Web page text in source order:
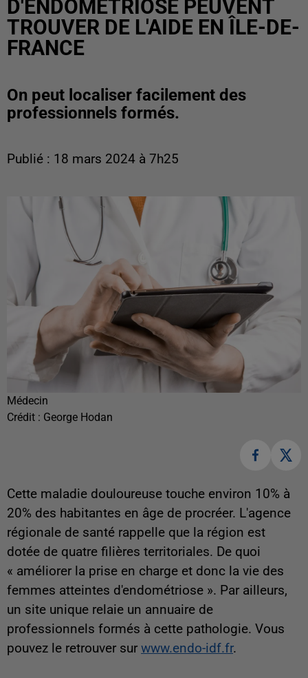
D'ENDOMÉTRIOSE PEUVENT
TROUVER DE L'AIDE EN ÎLE-DE-
FRANCE
On peut localiser facilement des
professionnels formés.
Publié : 18 mars 2024 à 7h25
Médecin
Crédit : George Hodan
Cette maladie douloureuse touche environ 10% à
20% des habitantes en âge de procréer. L'agence
régionale de santé rappelle que la région est
dotée de quatre filières territoriales. De quoi
« améliorer la prise en charge et donc la vie des
femmes atteintes d'endométriose ». Par ailleurs,
un site unique relaie un annuaire de
professionnels formés à cette pathologie. Vous
pouvez le retrouver sur www.endo-idf.fr.